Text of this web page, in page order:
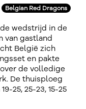
Belgian Red Dragons
wedstrijd in de
van gastland
België zich
en pakte
de volledige
De thuisploeg
25, 25-23, 15-25